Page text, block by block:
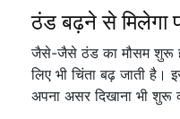
ठंड बढ़ने से मिलेगा
जैसे-जैसे ठंड का मौसम शुरू
लिए भी चिंता बढ़ जाती
अपना असर दिखाना भी